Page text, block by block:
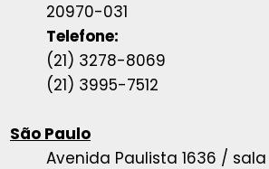
20970-031
Telefone:
(21) 3278-8069
(21) 3995-7512
São Paulo
Avenida Paulista 1636 / sala